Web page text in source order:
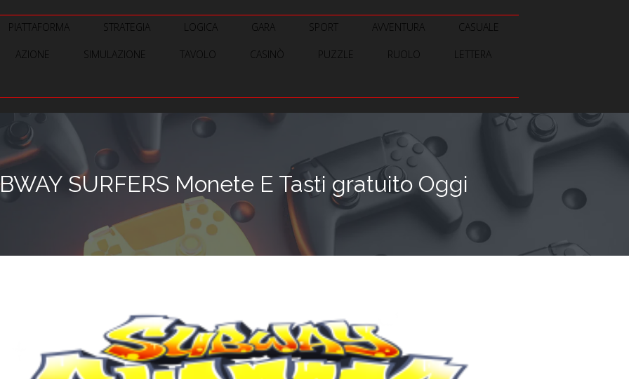
PIATTAFORMA STRATEGIA LOGICA GARA SPORT AVVENTURA CASUALE
AZIONE SIMULAZIONE TAVOLO CASINÒ PUZZLE RUOLO LETTERA
SURFERS Monete E Tasti gratuito Oggi